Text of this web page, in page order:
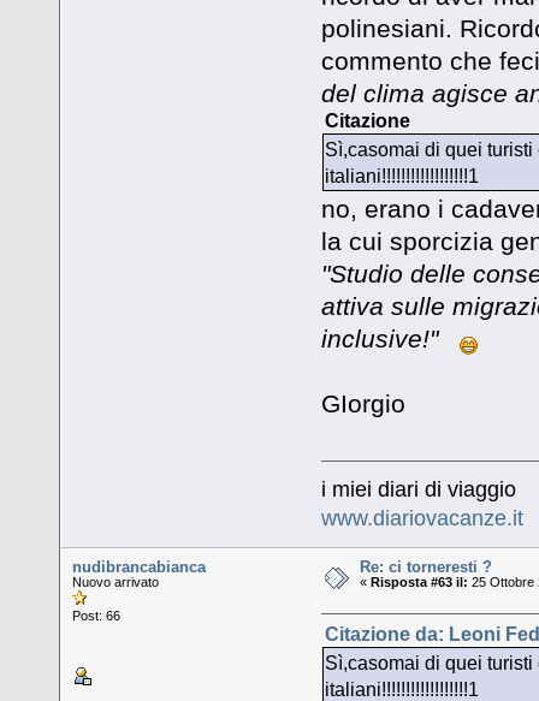
polinesiani.
commento che
del clima agisce
Citazione
Sì,casomai di quei
italiani!!!!!!!!!!!!!!!!!!1
no, erano i
la cui sporcizia
"Studio delle
attiva sulle
inclusive!"
GIorgio
i miei diari di viaggio
www.diariovacanze.it
nudibrancabianca
Nuovo arrivato
Post: 66
Re: ci torneresti ?
«Risposta #63 il: 25 Ottobre
Citazione da: Leoni
Sì,casomai di quei
italiani!!!!!!!!!!!!!!!!!!1